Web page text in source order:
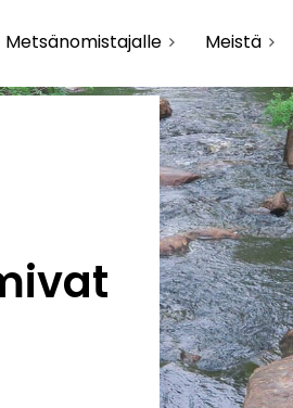
Metsänomistajalle Meistä